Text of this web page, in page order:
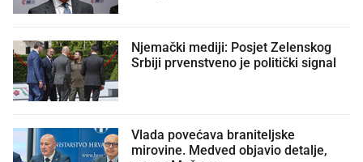
Njemački mediji: Posjet Zelenskog
Srbiji prvenstveno je politički signal
Vlada povećava braniteljske
mirovine. Medved objavio detalje,